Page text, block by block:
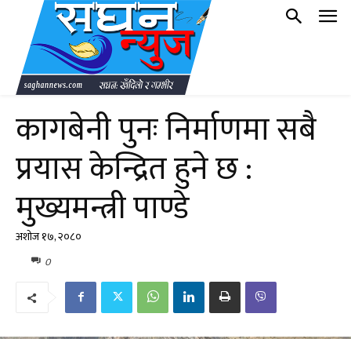
कागबेनी पुनः निर्माणमा सबै
प्रयास केन्द्रित हुने छ :
मुख्यमन्त्री पाण्डे
अशोज १७, २०८०
0